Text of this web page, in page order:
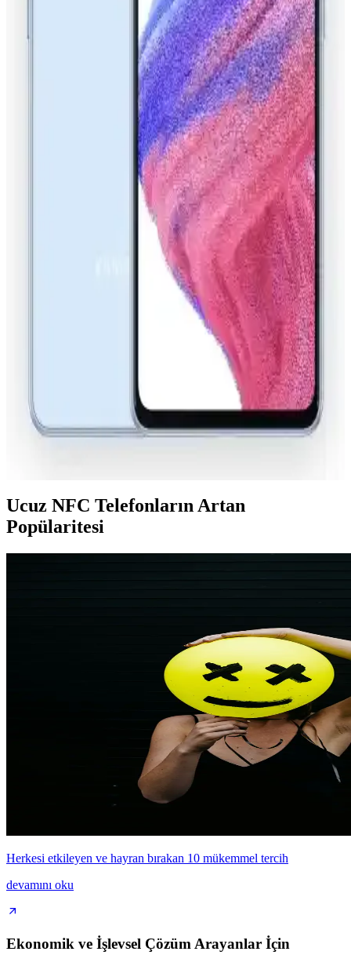
Samsung'un NFC teknolojisi ve güncellemeleri hakkında güncel
bilgiler, yeni özellikler ve güvenlik önlemleriyle cihaz performansı
ve kullanıcı deneyimi artıyor.
Samsung A04s'te NFC Özelliği Nasıl Aktif Hale
Getirilir ve Kullanılır
Samsung A04s'te NFC'yi aktif etmek çok basit. Ayarlar menüsünden
bağlantılar bölümüne gidip NFC'yi açın ve kullanmaya başlayın.
Akıllı Telefonlarda NFC Teknolojisinin
Günümüzdeki ve Gelecekteki Rolü
NFC teknolojisi, akıllı telefonlarda kısa mesafe kablosuz iletişim
sağlayarak temassız ödemeler ve veri paylaşımını hızlandırıyor,
gelecekte daha yaygın kullanılacak.
Samsung A14 NFC Özelliği ve Akıllı Telefonlarda
NFC Teknolojisinin Güncel Durumu
Samsung A14 modelinde NFC özelliği net olmamakla birlikte, akıllı
telefonlarda NFC teknolojisi temassız ödeme ve veri transferinde
Samsung A53 ve NFC Özelliği: Güncel Bilgiler ve
Kullanım İpuçları
Samsung A53 modelinin NFC özelliği kesin olmamakla birlikte,
Ucuz NFC Telefonların Artan
Popülaritesi
Herkesi etkileyen ve hayran bırakan 10 mükemmel tercih
devamını oku
Ekonomik ve İşlevsel Çözüm Arayanlar İçin